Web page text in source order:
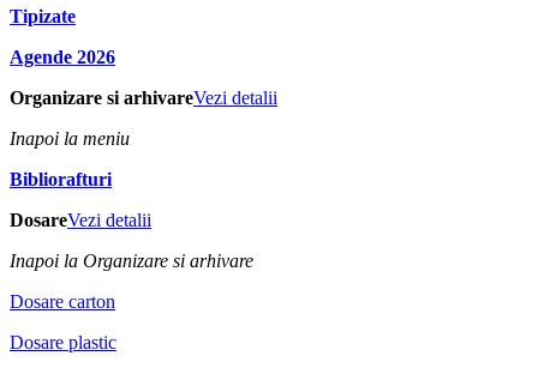
Tipizate
Agende 2026
Organizare si arhivareVezi detalii
Inapoi la meniu
Bibliorafturi
DosareVezi detalii
Inapoi la Organizare si arhivare
Dosare carton
Dosare plastic